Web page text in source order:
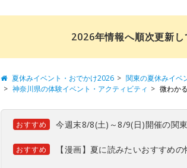
2026年情報へ順次更新
夏休みイベント・おでかけ2026 関東の夏休みイベ
神奈川県の体験イベント・アクティビティ
微わか
おすすめ 今週末8/8(土)～8/9(日)開催の関
おすすめ 【漫画】夏に読みたいおすすめ